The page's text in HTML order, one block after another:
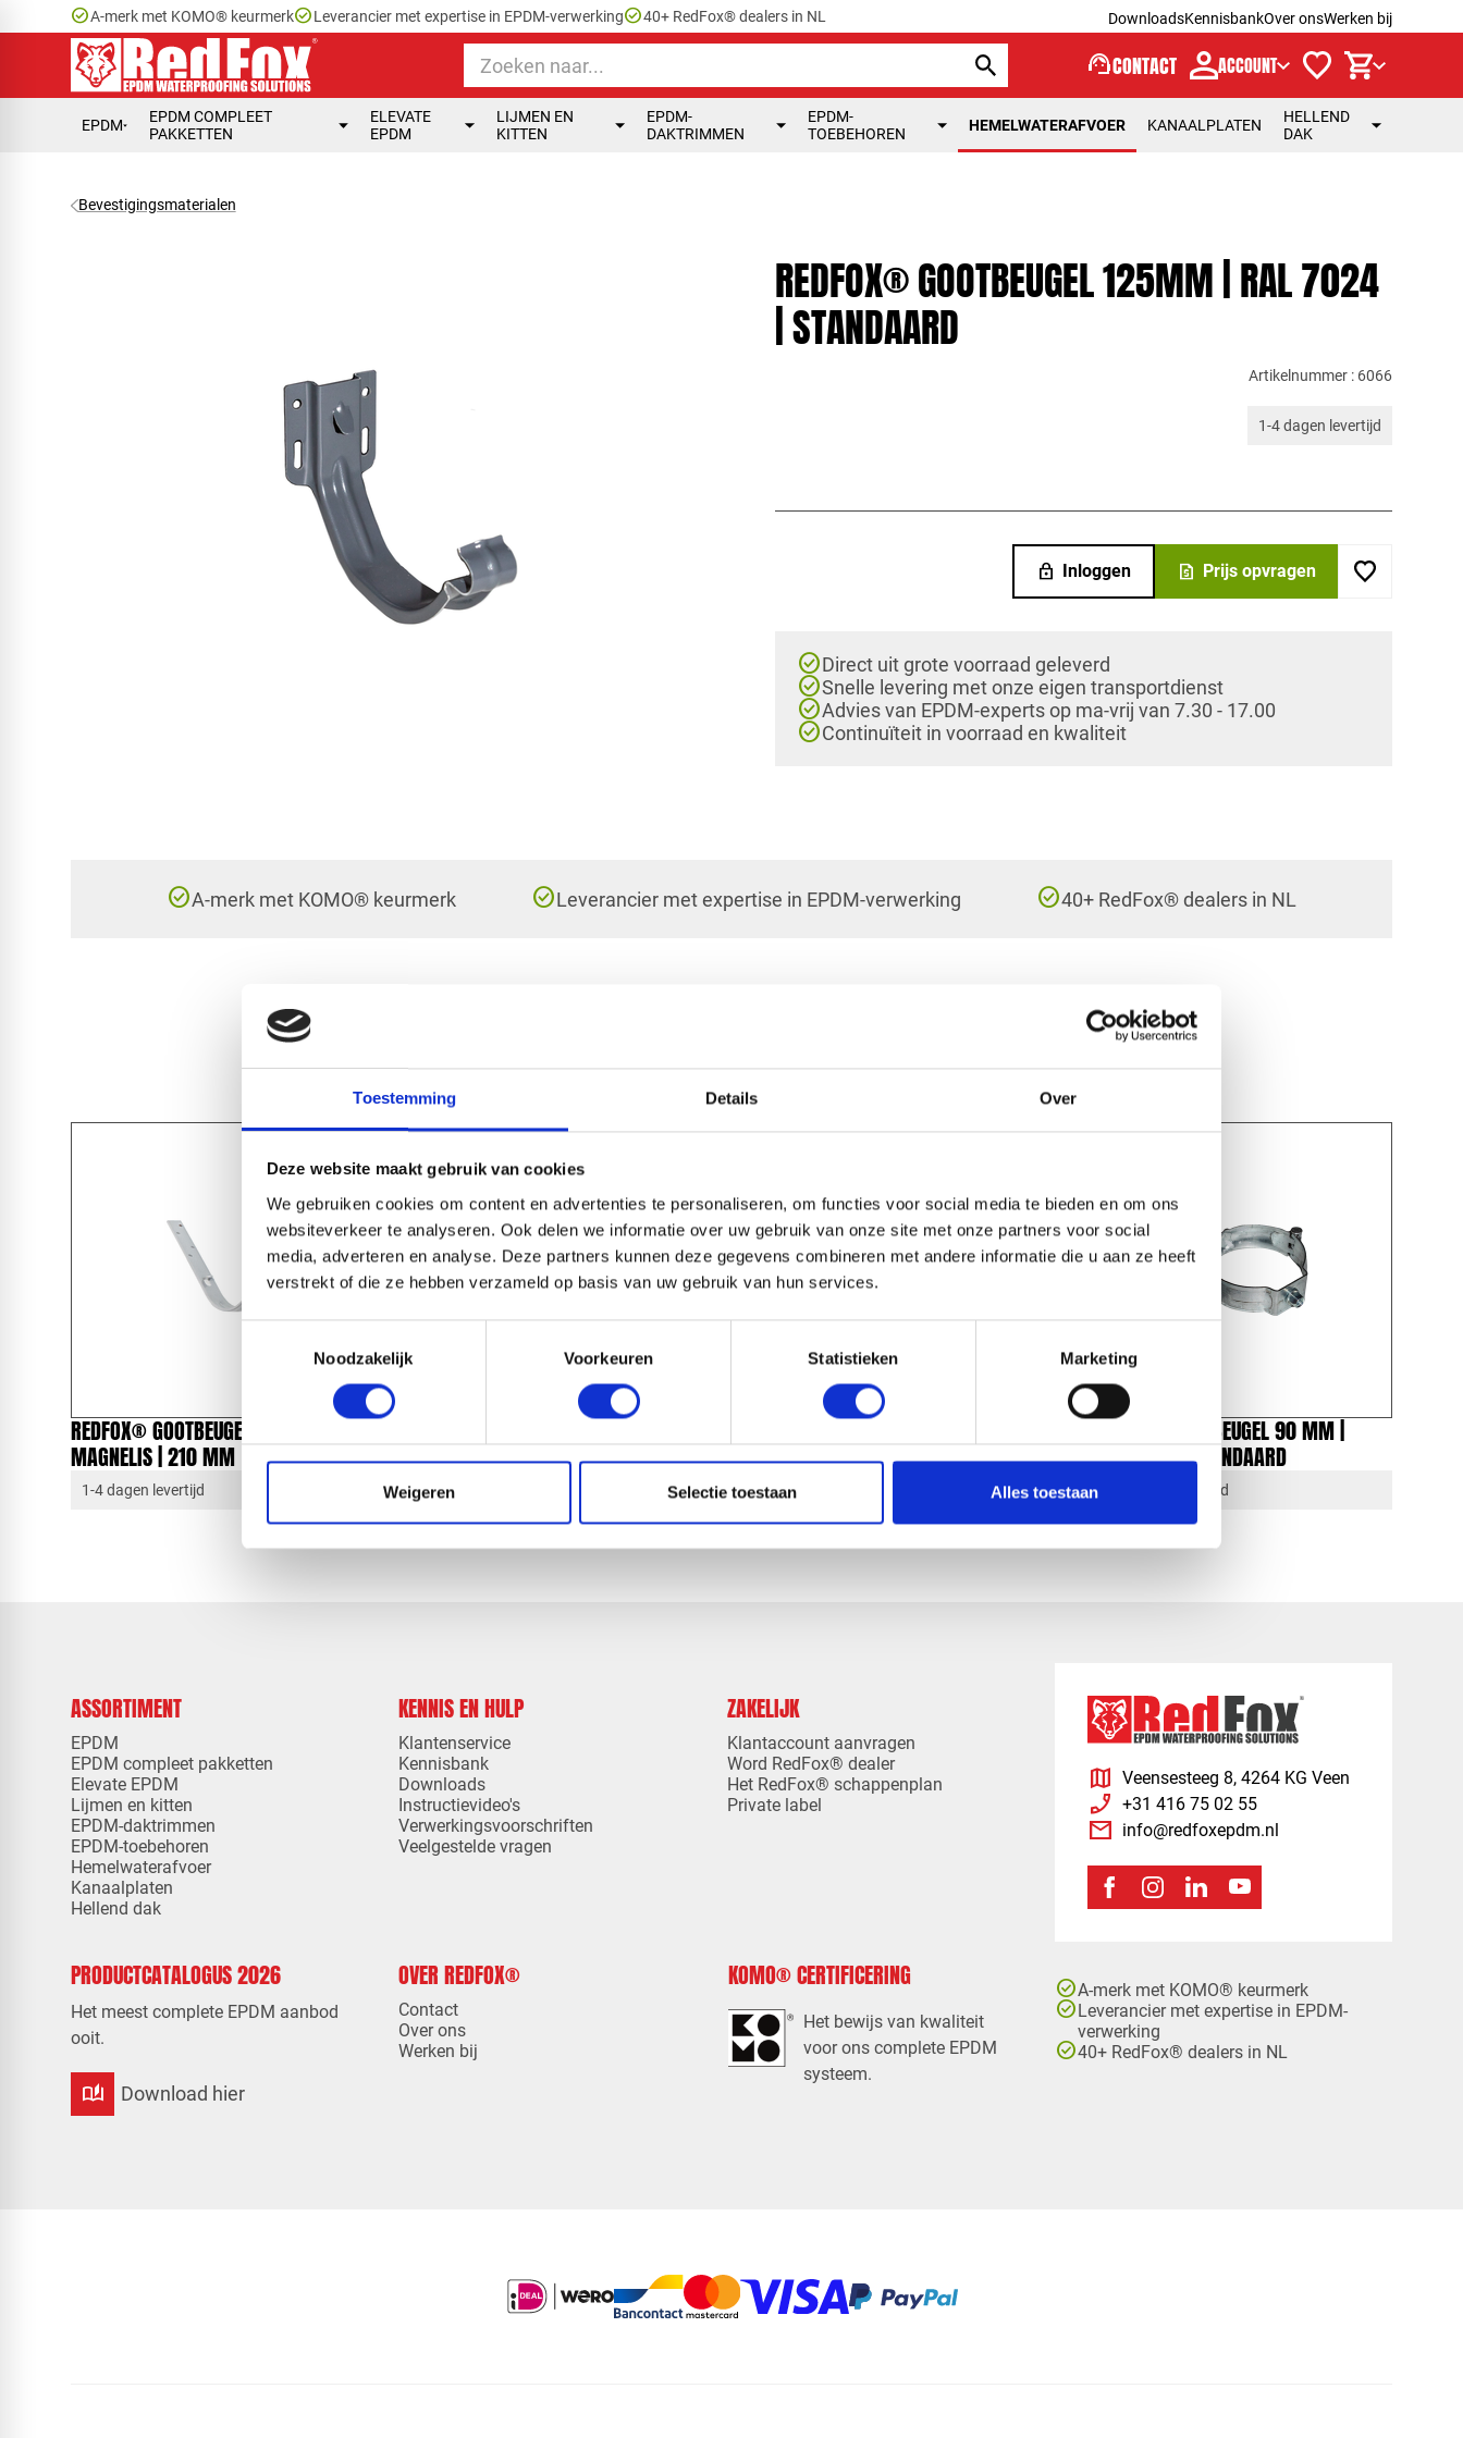
Toestemming Details Over
Deze website maakt gebruik van cookies
We gebruiken cookies om content en advertenties te personaliseren, om functies voor social media te bieden en om ons
websiteverkeer te analyseren. Ook delen we informatie over uw gebruik van onze site met onze partners voor social
media, adverteren en analyse. Deze partners kunnen deze gegevens combineren met andere informatie die u aan ze heeft
verstrekt of die ze hebben verzameld op basis van uw gebruik van hun services.
Noodzakelijk
Voorkeuren Statistieken Marketing
Weigeren Selectie toestaan Alles toestaan
check_circleA-merk met KOMO® keurmerkcheck_circleLeverancier met expertise in EPDM-verwerkingcheck_circle40+ RedFox® dealers in NL DownloadsKennisbankOver onsWerken bij
support_agentCONTACT ACCOUNT
EPDM
EPDM COMPLEET
PAKKETTEN
ELEVATE
EPDM
LIJMEN EN
KITTEN
EPDM-
DAKTRIMMEN
EPDM-
TOEBEHOREN
HEMELWATERAFVOER KANAALPLATEN
HELLEND
DAK
Bevestigingsmaterialen
REDFOX® GOOTBEUGEL 125MM | RAL 7024
| STANDAARD
Artikelnummer : 6066
1-4 dagen levertijd
lock Inloggen request_quote Prijs opvragen
check_circleDirect uit grote voorraad geleverd
check_circleSnelle levering met onze eigen transportdienst
check_circleAdvies van EPDM-experts op ma-vrij van 7.30 - 17.00
check_circleContinuïteit in voorraad en kwaliteit
check_circleA-merk met KOMO® keurmerk check_circleLeverancier met expertise in EPDM-verwerking check_circle40+ RedFox® dealers in NL
HANDIG OM ER BIJ TE KOPEN
REDFOX® GOOTBEUGEL 125 MM |
MAGNELIS | 210 MM
1-4 dagen levertijd
REDFOX® GOOTBEUGEL 125 MM |
MAGNELIS | KORT
1-4 dagen levertijd
REDFOX® GOOTBEUGEL 125 MM |
MAGNELIS | STANDAARD
1-4 dagen levertijd
REDFOX® PIJPBEUGEL 90 MM |
MAGNELIS | STANDAARD
1-4 dagen levertijd
ASSORTIMENT
EPDM
EPDM compleet pakketten
Elevate EPDM
Lijmen en kitten
EPDM-daktrimmen
EPDM-toebehoren
Hemelwaterafvoer
Kanaalplaten
Hellend dak
KENNIS EN HULP
Klantenservice
Kennisbank
Downloads
Instructievideo's
Verwerkingsvoorschriften
Veelgestelde vragen
ZAKELIJK
Klantaccount aanvragen
Word RedFox® dealer
Het RedFox® schappenplan
Private label
PRODUCTCATALOGUS 2026
Het meest complete EPDM aanbod
ooit.
auto_stories Download hier
OVER REDFOX®
Contact
Over ons
Werken bij
KOMO® CERTIFICERING
Het bewijs van kwaliteit
voor ons complete EPDM
systeem.
map Veensesteeg 8, 4264 KG Veen
phone_enabled +31 416 75 02 55
mail info@redfoxepdm.nl
check_circleA-merk met KOMO® keurmerk
check_circleLeverancier met expertise in EPDM-
verwerking
check_circle40+ RedFox® dealers in NL